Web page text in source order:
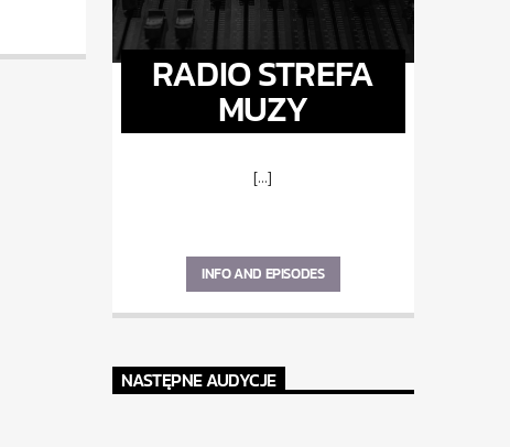
RADIO STREFA
MUZY
[...]
INFO AND EPISODES
NASTĘPNE AUDYCJE